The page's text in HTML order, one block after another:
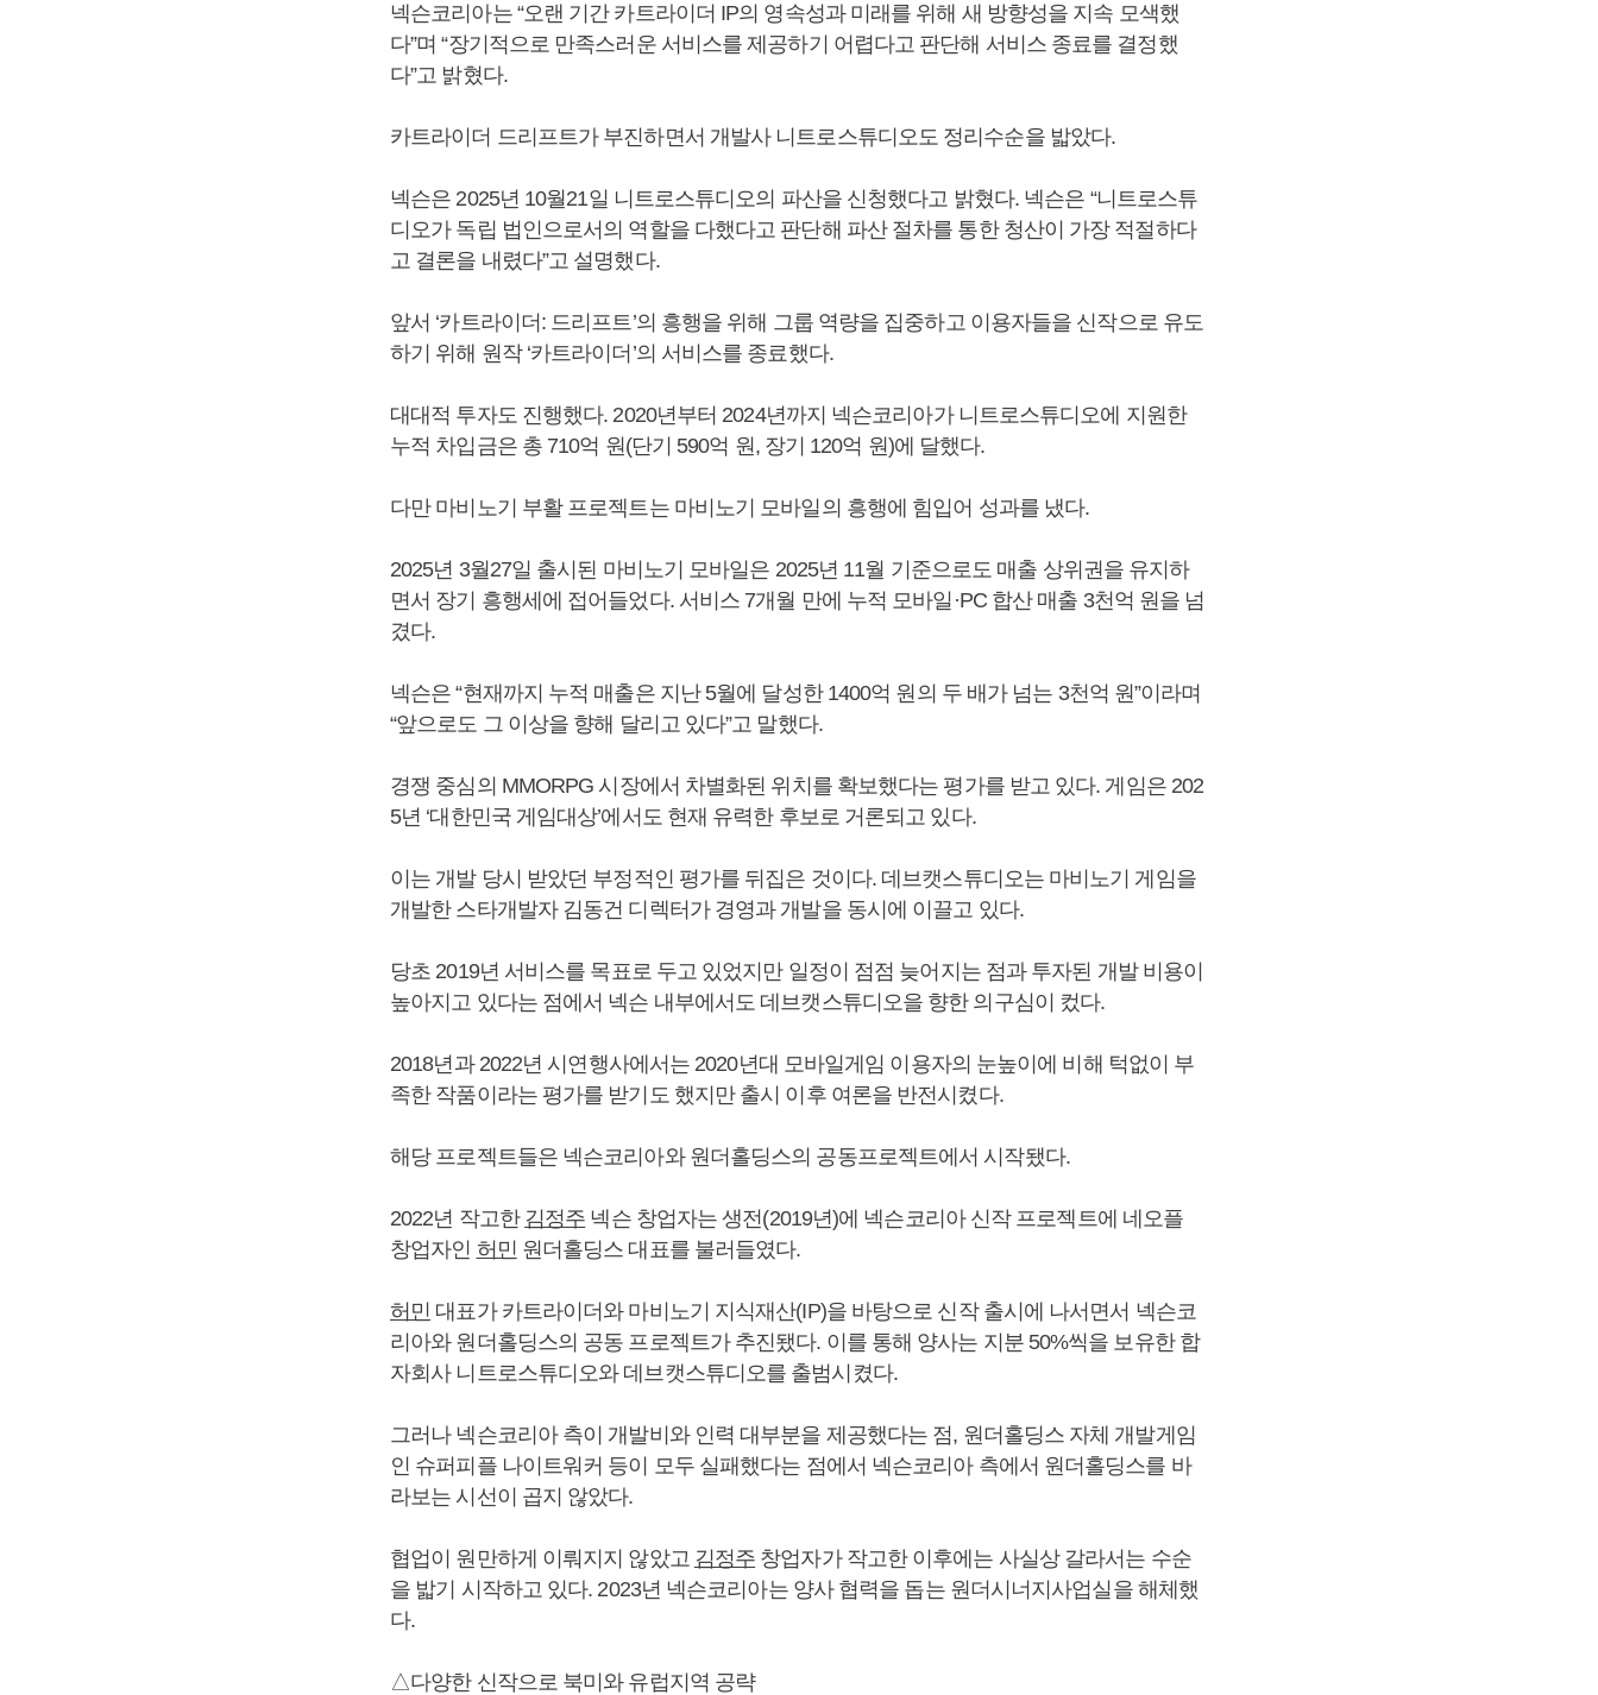
넥슨코리아는 “오랜 기간 카트라이더 IP의 영속성과 미래를 위해 새 방향성을 지속 모색했
다”며 “장기적으로 만족스러운 서비스를 제공하기 어렵다고 판단해 서비스 종료를 결정했
다”고 밝혔다.
카트라이더 드리프트가 부진하면서 개발사 니트로스튜디오도 정리수순을 밟았다.
넥슨은 2025년 10월21일 니트로스튜디오의 파산을 신청했다고 밝혔다. 넥슨은 “니트로스튜
디오가 독립 법인으로서의 역할을 다했다고 판단해 파산 절차를 통한 청산이 가장 적절하다
고 결론을 내렸다”고 설명했다.
앞서 ‘카트라이더: 드리프트’의 흥행을 위해 그룹 역량을 집중하고 이용자들을 신작으로 유도
하기 위해 원작 ‘카트라이더’의 서비스를 종료했다.
대대적 투자도 진행했다. 2020년부터 2024년까지 넥슨코리아가 니트로스튜디오에 지원한
누적 차입금은 총 710억 원(단기 590억 원, 장기 120억 원)에 달했다.
다만 마비노기 부활 프로젝트는 마비노기 모바일의 흥행에 힘입어 성과를 냈다.
2025년 3월27일 출시된 마비노기 모바일은 2025년 11월 기준으로도 매출 상위권을 유지하
면서 장기 흥행세에 접어들었다. 서비스 7개월 만에 누적 모바일·PC 합산 매출 3천억 원을 넘
겼다.
넥슨은 “현재까지 누적 매출은 지난 5월에 달성한 1400억 원의 두 배가 넘는 3천억 원”이라며
“앞으로도 그 이상을 향해 달리고 있다”고 말했다.
경쟁 중심의 MMORPG 시장에서 차별화된 위치를 확보했다는 평가를 받고 있다. 게임은 202
5년 ‘대한민국 게임대상’에서도 현재 유력한 후보로 거론되고 있다.
이는 개발 당시 받았던 부정적인 평가를 뒤집은 것이다. 데브캣스튜디오는 마비노기 게임을
개발한 스타개발자 김동건 디렉터가 경영과 개발을 동시에 이끌고 있다.
당초 2019년 서비스를 목표로 두고 있었지만 일정이 점점 늦어지는 점과 투자된 개발 비용이
높아지고 있다는 점에서 넥슨 내부에서도 데브캣스튜디오을 향한 의구심이 컸다.
2018년과 2022년 시연행사에서는 2020년대 모바일게임 이용자의 눈높이에 비해 턱없이 부
족한 작품이라는 평가를 받기도 했지만 출시 이후 여론을 반전시켰다.
해당 프로젝트들은 넥슨코리아와 원더홀딩스의 공동프로젝트에서 시작됐다.
2022년 작고한 김정주 넥슨 창업자는 생전(2019년)에 넥슨코리아 신작 프로젝트에 네오플
창업자인 허민 원더홀딩스 대표를 불러들였다.
허민 대표가 카트라이더와 마비노기 지식재산(IP)을 바탕으로 신작 출시에 나서면서 넥슨코
리아와 원더홀딩스의 공동 프로젝트가 추진됐다. 이를 통해 양사는 지분 50%씩을 보유한 합
자회사 니트로스튜디오와 데브캣스튜디오를 출범시켰다.
그러나 넥슨코리아 측이 개발비와 인력 대부분을 제공했다는 점, 원더홀딩스 자체 개발게임
인 슈퍼피플 나이트워커 등이 모두 실패했다는 점에서 넥슨코리아 측에서 원더홀딩스를 바
라보는 시선이 곱지 않았다.
협업이 원만하게 이뤄지지 않았고 김정주 창업자가 작고한 이후에는 사실상 갈라서는 수순
을 밟기 시작하고 있다. 2023년 넥슨코리아는 양사 협력을 돕는 원더시너지사업실을 해체했
다.
△다양한 신작으로 북미와 유럽지역 공략